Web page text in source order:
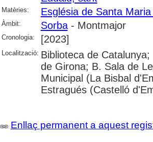
Matèries: Església de Santa
Àmbit: Sorba- Montmajor
Cronologia: [2023]
Localització: Biblioteca de
de Girona; B. Sala de
Municipal (La Bisbal
Estragués (Castelló
Enllaç permanent a aquest